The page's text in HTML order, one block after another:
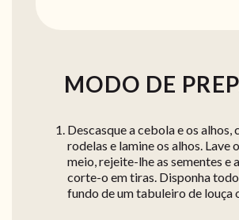
MODO DE
Descasque a cebola e os alhos,
rodelas e lamine os alhos. Lave
meio, rejeite-lhe as sementes e
corte-o em tiras. Disponha
fundo de um tabuleiro de louça